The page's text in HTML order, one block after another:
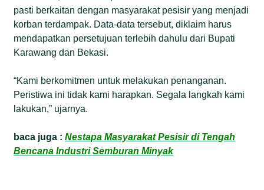
pasti berkaitan dengan masyarakat pesisir yang menjadi
korban terdampak. Data-data tersebut, diklaim harus
mendapatkan persetujuan terlebih dahulu dari Bupati
Karawang dan Bekasi.
“Kami berkomitmen untuk melakukan penanganan.
Peristiwa ini tidak kami harapkan. Segala langkah kami
lakukan,” ujarnya.
baca juga :Nestapa Masyarakat Pesisir di Tengah
Bencana Industri Semburan Minyak